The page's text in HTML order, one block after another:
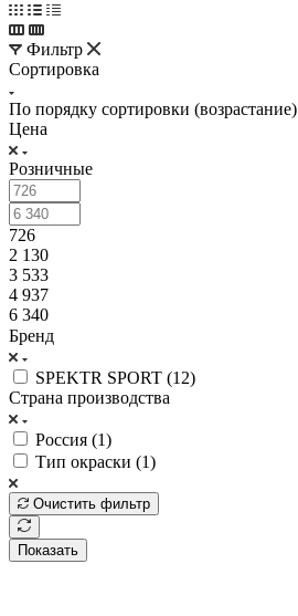
Фильтр
Сортировка
По порядку сортировки (возрастание)
Цена
Розничные
726
2 130
3 533
4 937
6 340
Бренд
SPEKTR SPORT (12)
Страна производства
Россия (1)
Тип окраски (1)
Очистить фильтр
Показать